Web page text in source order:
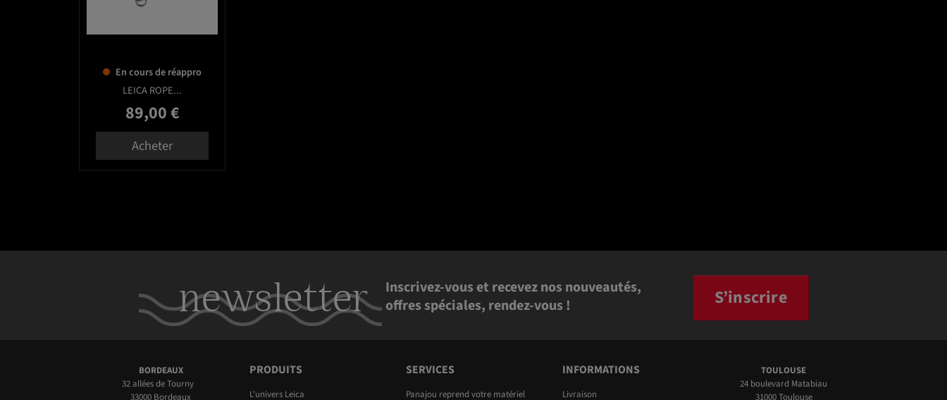
En cours de réappro
LEICA ROPE...
Prix
89,00 €
Acheter
newsletter
Inscrivez-vous et recevez nos nouveautés,
offres spéciales, rendez-vous !
S’inscrire
BORDEAUX
32 allées de Tourny
33000 Bordeaux
PRODUITS
L'univers Leica
SERVICES
Panajou reprend votre matériel
INFORMATIONS
Livraison
TOULOUSE
24 boulevard Matabiau
31000 Toulouse